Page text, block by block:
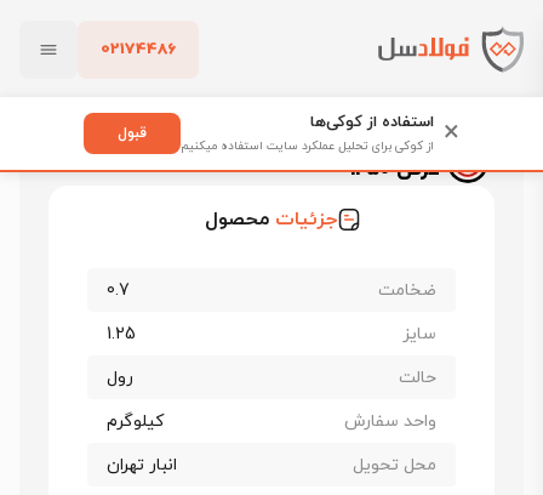
02174486
پاک کردن
فولادسل
ورق روغنی فولاد مبارکه st14 ضخامت 0.7
عرض 1250
جزئیات محصول
ضخامت
0.7
سایز
1.25
حالت
رول
واحد سفارش
کیلوگرم
محل تحویل
انبار تهران
× استفاده از کوکی‌ها
از کوکی برای تحلیل عملکرد سایت استفاده میکنیم
قبول